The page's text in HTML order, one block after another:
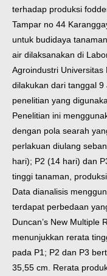
terhadap produksi
Tampar no 44
untuk budidaya
air dilaksanakan di
Agroindustri Universitas
dilakukan dari tanggal
penelitian yang
Penelitian ini
dengan pola searah
perlakuan diulang
hari); P2 (14 hari) dan
tinggi tanaman,
Data dianalisis
terdapat perbedaan
Duncan’s New Multiple
menunjukkan rerata
pada P1; P2 dan P3
35,55 cm. Rerata